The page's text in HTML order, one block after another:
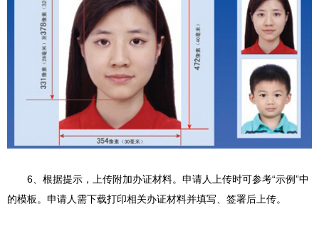
6、根据提示，上传附加办证材料。申请人上传时可参考“示例”中
的模板。申请人需下载打印相关办证材料并填写、签署后上传。